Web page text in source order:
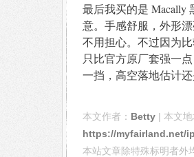
最后我买的是 Macally
意。手感舒服，外形
不用担心。不过因为
只比官方原厂套强一
一挡，高空落地估计还
本文作者： Betty | 本文
https://myfairland.net/
本站文章除特殊标明者外